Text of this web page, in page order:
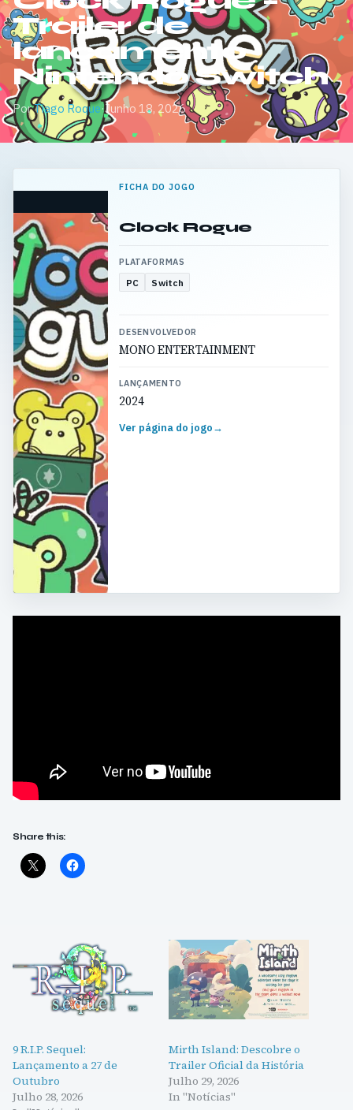
Trailer de
lançamento
Nintendo Switch
PorTiago Roque·Junho 18, 2026
FICHA DO JOGO
Clock Rogue
PLATAFORMAS
PC Switch
DESENVOLVEDOR
MONO ENTERTAINMENT
LANÇAMENTO
2024
Ver página do jogo→
Share this:
9 R.I.P. Sequel:
Lançamento a 27 de
Outubro
Julho 28, 2026
Mirth Island: Descobre o
Trailer Oficial da História
Julho 29, 2026
In "Notícias"